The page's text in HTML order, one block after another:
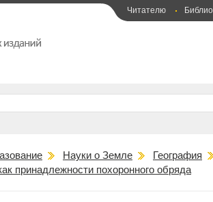
Читателю
Науки о Земле География
принадлежности похоронного обряда